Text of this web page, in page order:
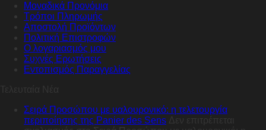
Μοναδικά Προνόμια
Τρόποι Πληρωμής
Αποστολή Προϊόντων
Πολιτική Επιστροφών
Ο λογαριασμός μου
Συχνές Ερωτήσεις
Εντοπισμός Παραγγελίας
Τελευταία Νέα
Σειρά Προσώπου με υαλουρονικό: η τελετουργία
περιποίησης της Panier des Sens Δεν επιτρέπεται